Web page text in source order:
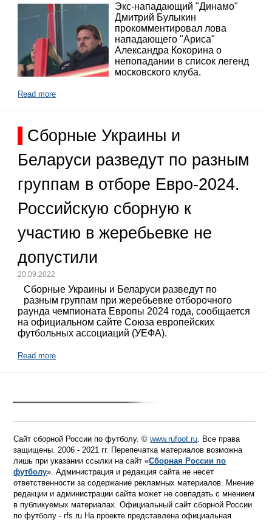
Экс-нападающий "Динамо"
Дмитрий Булыкин
прокомментировал лова
нападающего "Ариса"
Александра Кокорина о
непопадании в список легенд
московского клуба.
Read more
Сборные Украины и
Беларуси разведут по разным
группам в отборе Евро-2024.
Российскую сборную к
участию в жеребьевке не
допустили
20.09.2022
Сборные Украины и Беларуси разведут по
разным группам при жеребьевке отборочного
раунда чемпионата Европы 2024 года, сообщается
на официальном сайте Союза европейских
футбольных ассоциаций (УЕФА).
Read more
Сайт сборной России по футболу. ©www.rufoot.ru. Все права
защищены. 2006 - 2021 гг. Перепечатка материалов возможна
лишь при указании ссылки на сайт «Сборная России по
футболу». Администрация и редакция сайта не несет
ответственности за содержание рекламных материалов. Мнение
редакции и администрации сайта может не совпадать с мнением
в публикуемых материалах. Официальный сайт сборной России
по футболу - rfs.ru На проекте представлена официальная